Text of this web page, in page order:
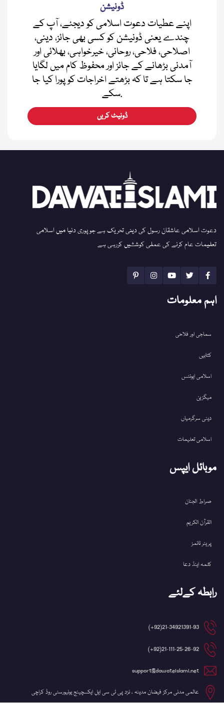
ڈونیشن
اپنے عطیات دعوت اسلامی کو دیجئے، آپ کے
چندے یعنی ڈونیشن کو کسی بھی جائز، دینی،
اصلاحی، فلاحی، روحانی، خیرخواہی، بھلائی اور
آمدنی بڑھانے کے جائز اور محفوظ کام میں لگایا
جا سکتا ہے تا کہ بڑھتے اخراجات کو پورا کیا جا
سکے.
ڈونیٹ کریں
دعوت اسلامی عاشقان رسول کی دینی تحریک ہے جو پوری دنیا میں اسلامی
تعلیمات عام کرنے کی عملی کوششیں کررہی ہے
اہم معلومات
سماجی اور فلاحی
کتابیں
اسلامی ایونٹس
میگزین
دینی سرگرمیاں
اسلامی تعلیمات
موبائل ایپس
صراط الجنان
القرآن الکریم
پریئر ٹائمز
کلمہ اینڈ دعا
رابطہ کےلئے
21-34921391-93(92+)
21-111-25-26-92(92+)
support@dawateislami.net
عالمی مدنی مرکز فیضان مدینہ ، نزد پی ٹی سی ایل ایکسچینج یونیورسٹی روڈ کراچی